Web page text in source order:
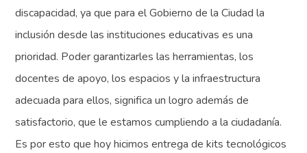
discapacidad, ya que para el Gobierno de la Ciudad la
inclusión desde las instituciones educativas es una
prioridad. Poder garantizarles las herramientas, los
docentes de apoyo, los espacios y la infraestructura
adecuada para ellos, significa un logro además de
satisfactorio, que le estamos cumpliendo a la ciudadanía.
Es por esto que hoy hicimos entrega de kits tecnológicos